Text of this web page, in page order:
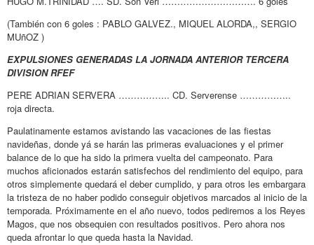
(También con 6 goles : PABLO GALVEZ., MIQUEL ALORDA,, SERGIO
MUñOZ )
EXPULSIONES GENERADAS LA JORNADA ANTERIOR TERCERA
DIVISION RFEF
PERE ADRIAN SERVERA …………….. CD. Serverense ……………..
roja directa.
Paulatinamente estamos avistando las vacaciones de las fiestas
navideñas, donde yá se harán las primeras evaluaciones y el primer
balance de lo que ha sido la primera vuelta del campeonato. Para
muchos aficionados estarán satisfechos del rendimiento del equipo, para
otros simplemente quedará el deber cumplido, y para otros les embargara
la tristeza de no haber podido conseguir objetivos marcados al inicio de la
temporada. Próximamente en el año nuevo, todos pediremos a los Reyes
Magos, que nos obsequien con resultados positivos. Pero ahora nos
queda afrontar lo que queda hasta la Navidad.